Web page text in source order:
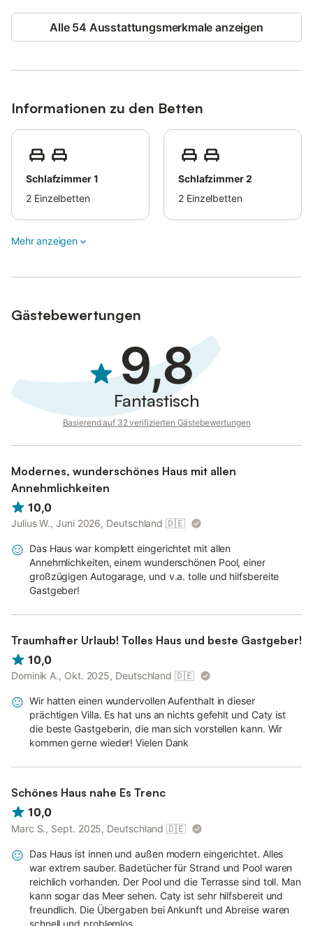
Ladepunkt für Elektroautos und ein gemeinsamer
Fahrradabstellraum sind vorhanden.
vorheriger Absprache mit dem Gastgeber gestattet.
mediterranen Stil; in den Schlafzimmern gibt es keine
Mückennetze.
Alle 54 Ausstattungsmerkmale anzeigen
Informationen zu den Betten
Schlafzimmer 1
2 Einzelbetten
Schlafzimmer 2
2 Einzelbetten
Mehr anzeigen
Gästebewertungen
9,8
Fantastisch
Basierend auf 32 verifizierten Gästebewertungen
Modernes, wunderschönes Haus mit allen
Annehmlichkeiten
10,0
Julius W., Juni 2026, Deutschland 🇩🇪
Das Haus war komplett eingerichtet mit allen
Annehmlichkeiten, einem wunderschönen Pool, einer
großzügigen Autogarage, und v.a. tolle und hilfsbereite
Gastgeber!
Traumhafter Urlaub! Tolles Haus und beste Gastgeber!
10,0
Dominik A., Okt. 2025, Deutschland 🇩🇪
Wir hatten einen wundervollen Aufenthalt in dieser
prächtigen Villa. Es hat uns an nichts gefehlt und Caty ist
die beste Gastgeberin, die man sich vorstellen kann. Wir
kommen gerne wieder! Vielen Dank
Schönes Haus nahe Es Trenc
10,0
Marc S., Sept. 2025, Deutschland 🇩🇪
Das Haus ist innen und außen modern eingerichtet. Alles
war extrem sauber. Badetücher für Strand und Pool waren
reichlich vorhanden. Der Pool und die Terrasse sind toll. Man
kann sogar das Meer sehen. Caty ist sehr hilfsbereit und
freundlich. Die Übergaben bei Ankunft und Abreise waren
schnell und problemlos.